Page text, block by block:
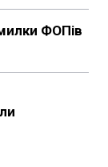
ФОПів